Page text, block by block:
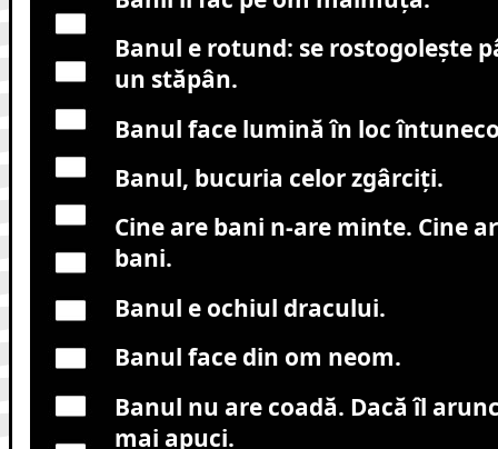
Banul e rotund: se rostogoleşte
un stăpân.
Banul face lumină în loc
Banul, bucuria celor zgârciţi.
Cine are bani n-are minte. Cine
bani.
Banul e ochiul dracului.
Banul face din om neom.
Banul nu are coadă. Dacă îl
mai apuci.